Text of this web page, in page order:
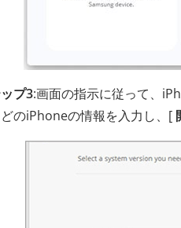
プ3:画面の指示に従って、
のiPhoneの情報を入力し、[